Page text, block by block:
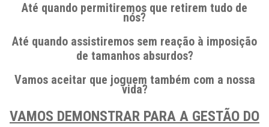
Até quando permitiremos que retirem tudo de
nós?
Até quando assistiremos sem reação à imposição
de tamanhos absurdos?
Vamos aceitar que joguem também com a nossa
vida?
VAMOS DEMONSTRAR PARA A GESTÃO DO